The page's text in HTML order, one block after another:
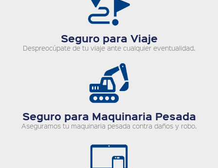
Seguro para Viaje
Despreocúpate de tu viaje ante cualquier eventualidad.
Seguro para Maquinaria Pesada
Aseguramos tu maquinaria pesada contra daños y robo.